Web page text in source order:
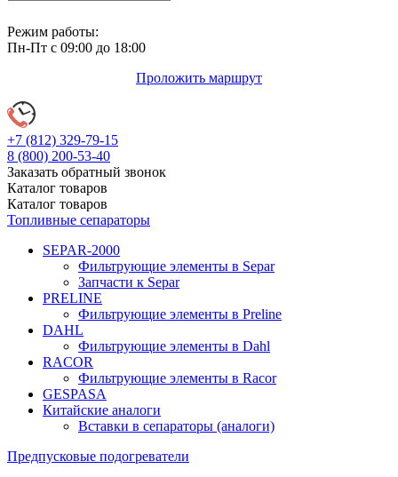
Режим работы:
Пн-Пт с 09:00 до 18:00
Проложить маршрут
+7 (812) 329-79-15
8 (800) 200-53-40
Заказать обратный звонок
Каталог товаров
Каталог товаров
Топливные сепараторы
SEPAR-2000
Фильтрующие элементы в Separ
Запчасти к Separ
PRELINE
Фильтрующие элементы в Preline
DAHL
Фильтрующие элементы в Dahl
RACOR
Фильтрующие элементы в Racor
GESPASA
Китайские аналоги
Вставки в сепараторы (аналоги)
Предпусковые подогреватели